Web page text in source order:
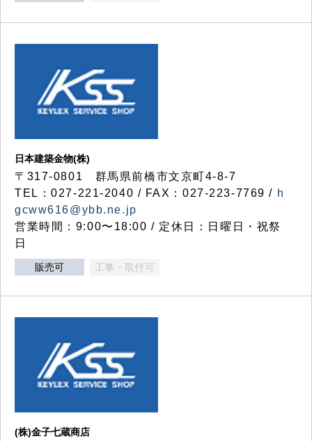
日本建築金物(株)
〒317‐0801 群馬県前橋市文京町4-8-7
TEL：027-221-2040 / FAX：027-223-7769 / h
gcww616@ybb.ne.jp
営業時間：9:00〜18:00 / 定休日：日曜日・祝祭
日
販売可 工事・取付可
(株)金子七蔵商店